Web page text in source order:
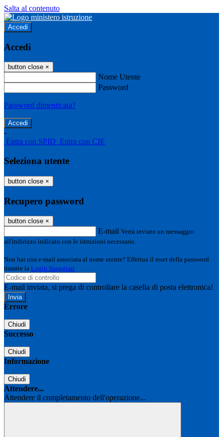
Salta al contenuto
Accedi
Accedi
button close ×
Nome Utente
Password
Password dimenticata?
-
Entra con SPID Entra con CIE
Seleziona utente
button close ×
Recupero password
button close ×
E-mail Verrà inviato un messaggio
all'indirizzo indicato con le istruzioni necessarie.
Non hai una e-mail associata al nome utente? Effettua il reset della password
tramite la Login Spaggiari
E-mail inviata, si prega di controllare la casella di posta elettronica!
Errore
Chiudi
Successo
Chiudi
Informazione
Chiudi
Attendere...
Attendere il completamento dell'operazione...